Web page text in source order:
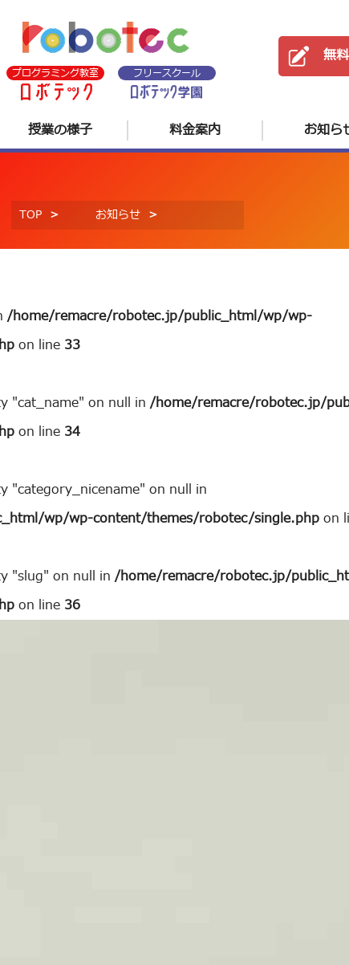
プログラミング教室 フリースクール
無
授業の様子 料金案内 お知ら
TOP お知らせ
/home/remacre/robotec.jp/public_html/wp/wp-
on line 33
"cat_name" on null in/home/remacre/robotec.jp/
on line 34
"category_nicename" on null in
wp/wp-content/themes/robotec/single.php on
"slug" on null in/home/remacre/robotec.jp/
on line 36